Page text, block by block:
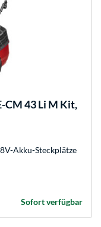
CM 43 Li M Kit,
Akku-Steckplätze
Sofort verfügbar